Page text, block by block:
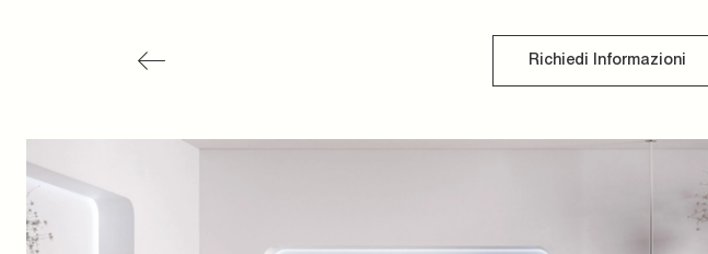
Richiedi Informazioni